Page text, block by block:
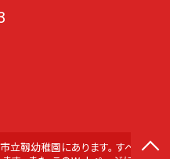
靱幼稚園にあります。 すべての画